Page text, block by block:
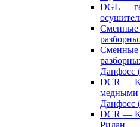
DGL —
Сменные
Сменные
Данфосс
DCR —
медными
Данфосс
DCR —
Ридан